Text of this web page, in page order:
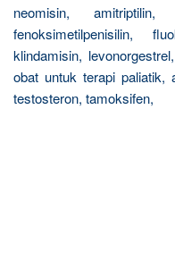
neomisin,
fenoksimetilpenisilin,
klindamisin,
obat untuk terapi paliatik,
testosteron, tamoksifen,